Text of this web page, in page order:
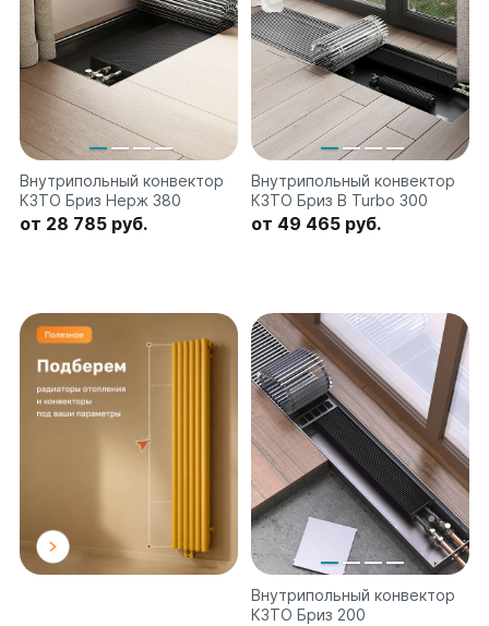
на 13 секций
на 14 секций
на 15 секций
на 16 секций
на 17 секций
на 19 секций
на 20 секций
Черные
Bataria Retro 2
Bataria Retro 3
Ellipse S V
Ellipse S H
Внутрипольный конвектор
КЗТО Бриз Нерж 380
от 28 785 руб.
Внутрипольный конвектор
КЗТО Бриз В Turbo 300
от 49 465 руб.
Внутрипольный конвектор
КЗТО Бриз 200